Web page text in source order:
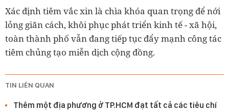
Xác định tiêm vắc xin là chìa khóa quan trọng để nới
lỏng giãn cách, khôi phục phát triển kinh tế - xã hội,
toàn thành phố vẫn đang tiếp tục đẩy mạnh công tác
tiêm chủng tạo miễn dịch cộng đồng.
TIN LIÊN QUAN
Thêm một địa phương ở TP.HCM đạt tất cả các tiêu chí